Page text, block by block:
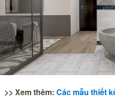
>> Xem thêm: Các mẫu thiết